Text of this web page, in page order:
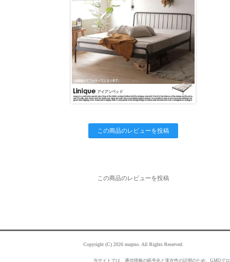
この商品のレビューを投稿
この商品のレビューを投稿
Copyright (C) 2026 nuqmo. All Rights Reserved.
当サイトでは、通信情報の暗号化と実在性の証明のため、GMOグロ